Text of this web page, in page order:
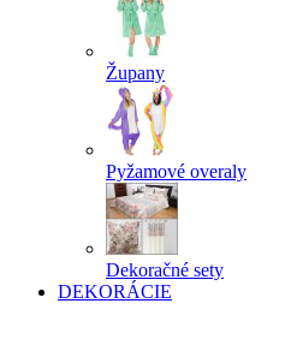
Župany
Pyžamové overaly
Dekoračné sety
DEKORÁCIE